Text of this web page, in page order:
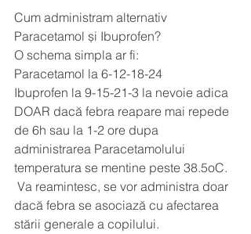
Cum administram alternativ
Paracetamol și Ibuprofen?
O schema simpla ar fi:
Paracetamol la 6-12-18-24
Ibuprofen la 9-15-21-3 la nevoie adica
DOAR dacă febra reapare mai repede
de 6h sau la 1-2 ore dupa
administrarea Paracetamolului
temperatura se mentine peste 38.5oC.
dacă febra se asociază cu afectarea
stării generale a copilului.